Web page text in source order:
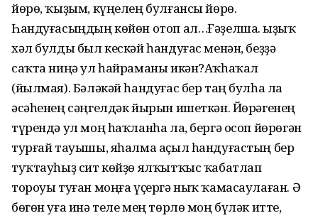
йөрө, ҡыҙым, күңелең бул­ғансы йөрө.
Һандуғасыңдың көйөн отоп ал…Ғәҙелша. Ҡыҙыҡ
хәл булды был кескәй һандуғас менән, беҙҙә
саҡта ниңә ул һайраманы икән?Аҡһаҡал
(йылмая). Бәләкәй һандуғас бер таң булһа ла
әсәһенең сәңгелдәк йырын ишеткән. Йөрәгенең
түрендә ул моң һаҡланһа ла, бергә осоп йөрөгән
турғай тауышы, яһалма аҫыл һандуғастың бер
туҡтауһыҙ сит көйҙө ялҡытҡыс ҡабатлап
тороуы туған моңға үҫергә ныҡ ҡамасаулаған. Ә
бөгөн уға инә теле мең төрлө моң бүләк итте,